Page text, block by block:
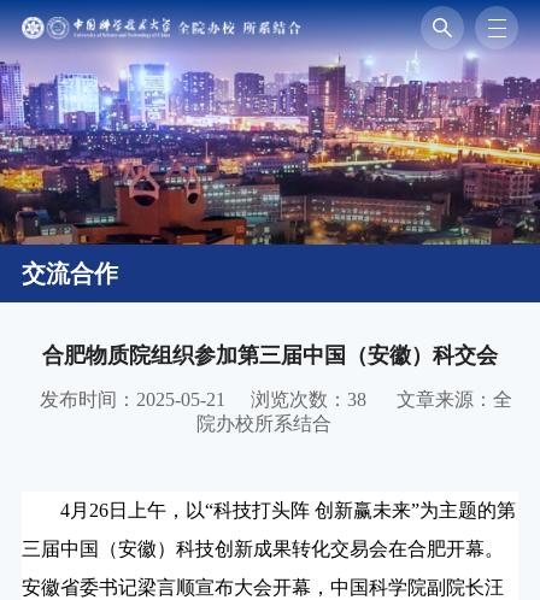
交流合作
合肥物质院组织参加第三届中国（安徽）科交会
发布时间：2025-05-21 浏览次数：38
文章来源：全
院办校所系结合
4月 26日上午，以“科技打头阵 创新赢未来”为主题的第
三届中国（安徽）科技创新成果转化交易会在合肥开幕。
安徽省委书记梁言顺宣布大会开幕，中国科学院副院长汪